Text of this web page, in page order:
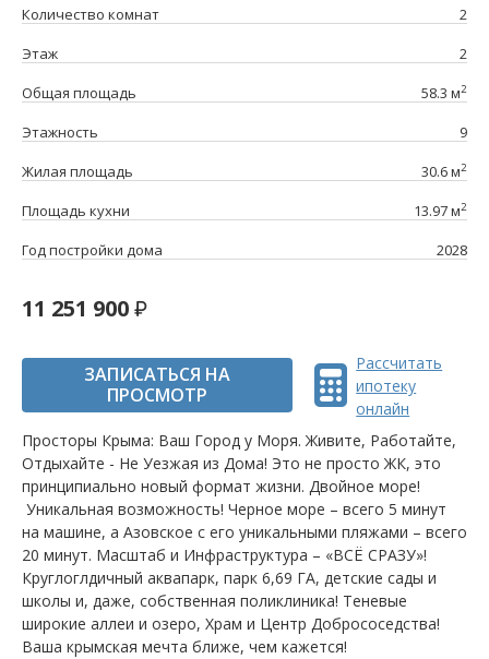
Количество комнат
2
Этаж
2
Общая площадь
58.3 м2
Этажность
9
Жилая площадь
30.6 м2
Площадь кухни 13.97 м2
Год постройки дома 2028
11 251 900
ЗАПИСАТЬСЯ НА
ПРОСМОТР
Рассчитать
ипотеку
онлайн
Просторы Крыма: Ваш Город у Моря. Живите, Работайте,
Отдыхайте - Не Уезжая из Дома! Это не просто ЖК, это
принципиально новый формат жизни. Двойное море!
Уникальная возможность! Черное море – всего 5 минут
на машине, а Азовское с его уникальными пляжами – всего
20 минут. Масштаб и Инфраструктура – «ВСЁ СРАЗУ»!
Круглоглдичный аквапарк, парк 6,69 ГА, детские сады и
школы и, даже, собственная поликлиника! Теневые
широкие аллеи и озеро, Храм и Центр Добрососедства!
Ваша крымская мечта ближе, чем кажется!